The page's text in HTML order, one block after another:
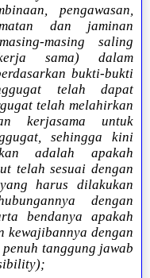
pengawasan,
dan jaminan
masing saling
sama) dalam
bukti-bukti
telah dapat
telah melahirkan
kerjasama untuk
sehingga kini
adalah apakah
telah sesuai dengan
harus dilakukan
dengan
bendanya apakah
kewajibannya dengan
tanggung jawab